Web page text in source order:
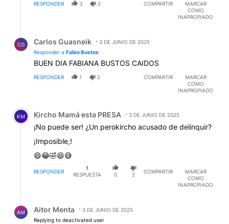
RESPONDER 3 2 COMPARTIR
MARCAR
COMO
INAPROPIADO
CG Carlos Guasneik
3 DE JUNIO DE 2025
Responder a Fabio Bustos
BUEN DIA FABIANA BUSTOS CAIDOS
RESPONDER 1 2 COMPARTIR
MARCAR
COMO
INAPROPIADO
Comentario de Kircho Mamá esta PRESA.
KM Kircho Mamá esta PRESA 3 DE JUNIO DE 2025
¡No puede ser! ¿Un perokircho acusado de delinquir?
¡Imposible,!
😄😂🤣😆😅
RESPONDER
1
RESPUESTA
5 2
COMPARTIR
MARCAR
COMO
INAPROPIADO
AM Aitor Menta
3 DE JUNIO DE 2025
Replying to deactivated user